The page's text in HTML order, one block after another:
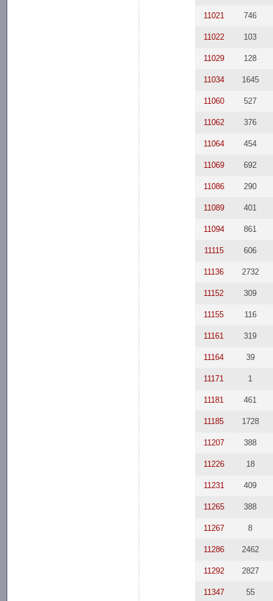
11021 746
11022 103
11029 128
11034 1645
11060 527
11062 376
11064 454
11069 692
11086 290
11089 401
11094 861
11115 606
11136 2732
11152 309
11155 116
11161 319
11164 39
11171 1
11181 461
11185 1728
11207 388
11226 18
11231 409
11265 388
11267 8
11286 2462
11292 2827
11347 55